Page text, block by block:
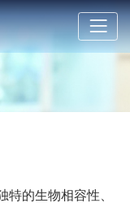
的生物相容性、